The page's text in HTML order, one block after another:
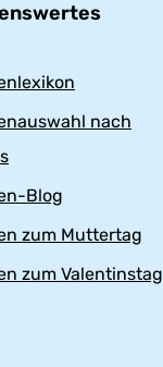
nach
Blog
zum Muttertag
zum Valentinstag